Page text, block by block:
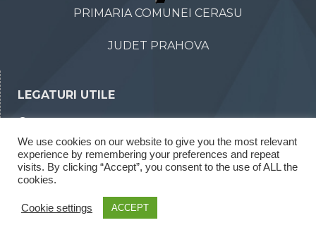
PRIMARIA COMUNEI CERASU
JUDET PRAHOVA
LEGATURI UTILE
Declaratii de interese
Rapoarte legea 52/2003
We use cookies on our website to give you the most relevant
experience by remembering your preferences and repeat
visits. By clicking “Accept”, you consent to the use of ALL the
cookies.
Cookie settings ACCEPT